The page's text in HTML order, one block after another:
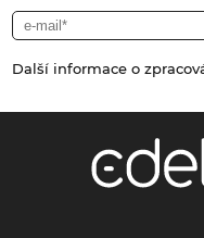
Další informace o